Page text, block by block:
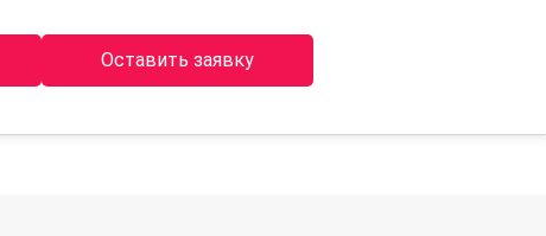
Оставить заявку